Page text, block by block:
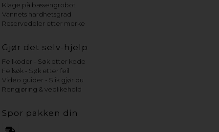
Klage på bassengrobot
Vannets hardhetsgrad
Reservedeler etter merke
Gjør det selv-hjelp
Feilkoder - Søk etter kode
Feilsøk - Søk etter feil
Video guider - Slik gjør du
Rengjøring & vedlikehold
Spor pakken din